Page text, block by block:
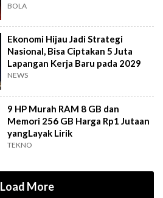
BOLA
Ekonomi Hijau Jadi Strategi
Nasional, Bisa Ciptakan 5 Juta
Lapangan Kerja Baru pada 2029
NEWS
9 HP Murah RAM 8 GB dan
Memori 256 GB Harga Rp1 Jutaan
yangLayak Lirik
TEKNO
Load More